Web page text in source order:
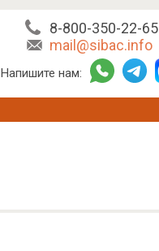
8-800-350-22-65
mail@sibac.info
Напишите нам: